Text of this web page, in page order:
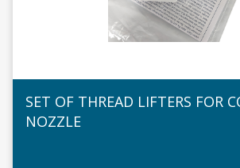
SET OF THREAD LIFTERS FOR
NOZZLE